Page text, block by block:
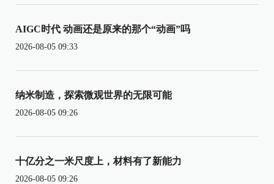
AIGC时代 动画还是原来的那个“动画”吗
2026-08-05 09:33
纳米制造，探索微观世界的无限可能
2026-08-05 09:26
十亿分之一米尺度上，材料有了新能力
2026-08-05 09:26